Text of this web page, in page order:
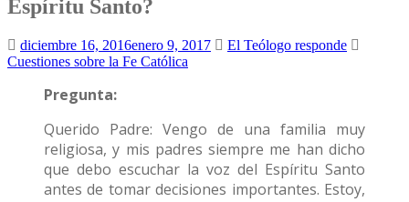
Espíritu Santo?
diciembre 16, 2016enero 9, 2017
El Teólogo responde
Cuestiones sobre la Fe Católica
Pregunta:
Querido Padre: Vengo de una familia muy
religiosa, y mis padres siempre me han dicho
que debo escuchar la voz del Espíritu Santo
antes de tomar decisiones importantes. Estoy,